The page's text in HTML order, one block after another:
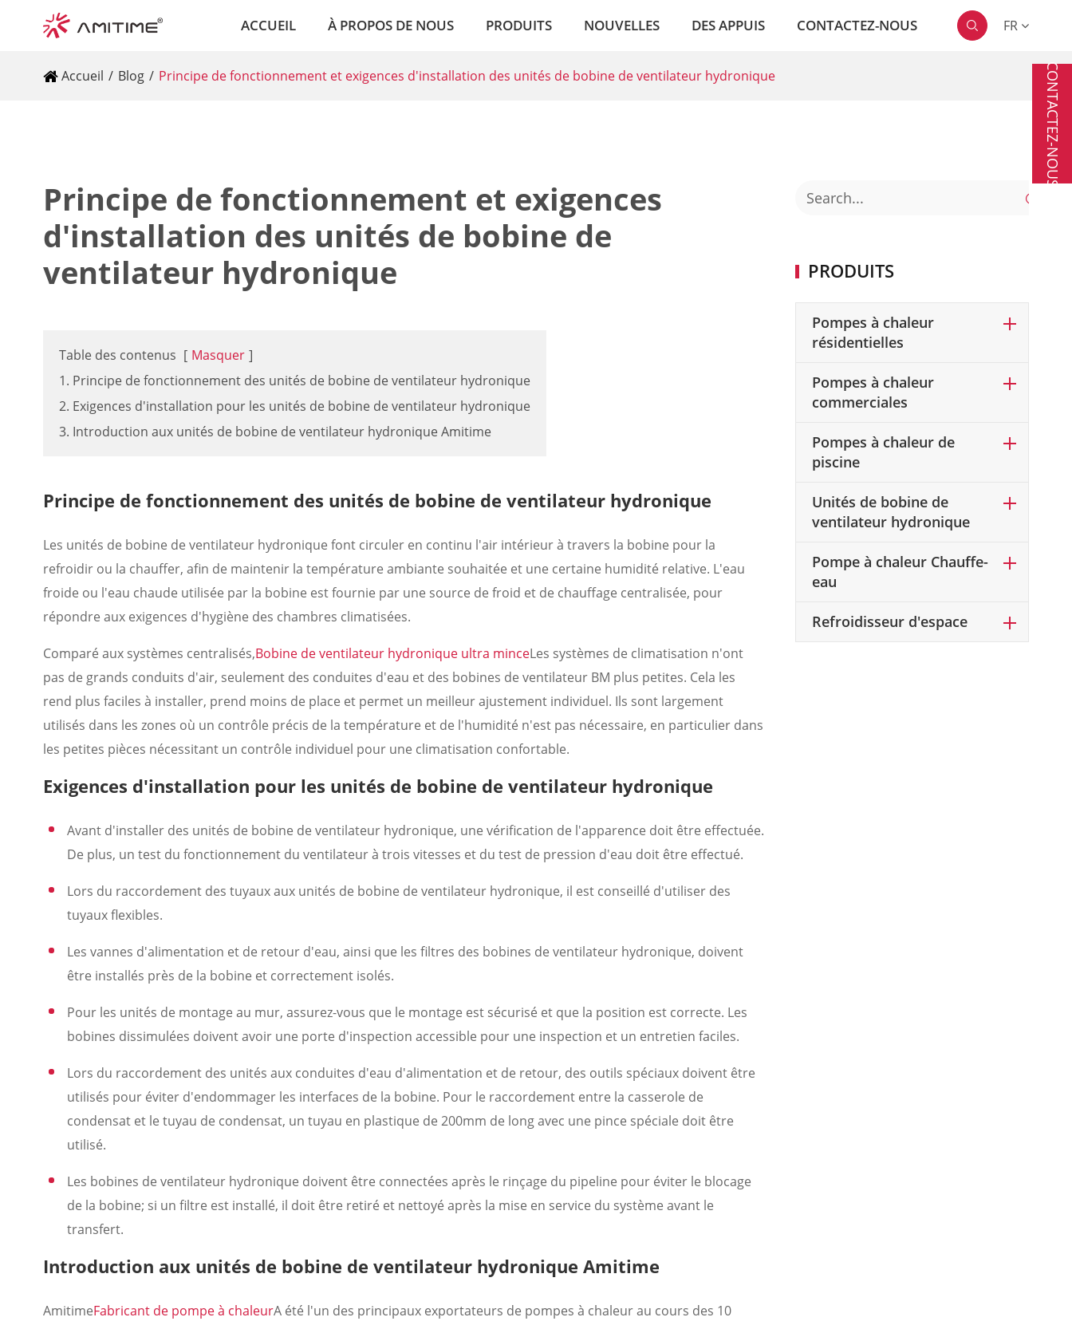
ACCUEIL À PROPOS DE NOUS PRODUITS NOUVELLES DES APPUIS CONTACTEZ-NOUS  FR
Accueil Blog Principe de fonctionnement et exigences d'installation des unités de bobine de ventilateur hydronique
Principe de fonctionnement et exigences
d'installation des unités de bobine de
ventilateur hydronique
Table des contenus [ Masquer ]
1. Principe de fonctionnement des unités de bobine de ventilateur hydronique
2. Exigences d'installation pour les unités de bobine de ventilateur hydronique
3. Introduction aux unités de bobine de ventilateur hydronique Amitime
Principe de fonctionnement des unités de bobine de ventilateur hydronique
Les unités de bobine de ventilateur hydronique font circuler en continu l'air intérieur à travers la bobine pour la
refroidir ou la chauffer, afin de maintenir la température ambiante souhaitée et une certaine humidité relative. L'eau
froide ou l'eau chaude utilisée par la bobine est fournie par une source de froid et de chauffage centralisée, pour
répondre aux exigences d'hygiène des chambres climatisées.
Comparé aux systèmes centralisés,Bobine de ventilateur hydronique ultra minceLes systèmes de climatisation n'ont
pas de grands conduits d'air, seulement des conduites d'eau et des bobines de ventilateur BM plus petites. Cela les
rend plus faciles à installer, prend moins de place et permet un meilleur ajustement individuel. Ils sont largement
utilisés dans les zones où un contrôle précis de la température et de l'humidité n'est pas nécessaire, en particulier dans
les petites pièces nécessitant un contrôle individuel pour une climatisation confortable.
Exigences d'installation pour les unités de bobine de ventilateur hydronique
Avant d'installer des unités de bobine de ventilateur hydronique, une vérification de l'apparence doit être effectuée.
De plus, un test du fonctionnement du ventilateur à trois vitesses et du test de pression d'eau doit être effectué.
Lors du raccordement des tuyaux aux unités de bobine de ventilateur hydronique, il est conseillé d'utiliser des
tuyaux flexibles.
Les vannes d'alimentation et de retour d'eau, ainsi que les filtres des bobines de ventilateur hydronique, doivent
être installés près de la bobine et correctement isolés.
Pour les unités de montage au mur, assurez-vous que le montage est sécurisé et que la position est correcte. Les
bobines dissimulées doivent avoir une porte d'inspection accessible pour une inspection et un entretien faciles.
Lors du raccordement des unités aux conduites d'eau d'alimentation et de retour, des outils spéciaux doivent être
utilisés pour éviter d'endommager les interfaces de la bobine. Pour le raccordement entre la casserole de
condensat et le tuyau de condensat, un tuyau en plastique de 200mm de long avec une pince spéciale doit être
utilisé.
Les bobines de ventilateur hydronique doivent être connectées après le rinçage du pipeline pour éviter le blocage
de la bobine; si un filtre est installé, il doit être retiré et nettoyé après la mise en service du système avant le
transfert.
Introduction aux unités de bobine de ventilateur hydronique Amitime
AmitimeFabricant de pompe à chaleurA été l'un des principaux exportateurs de pompes à chaleur au cours des 10

PRODUITS
Pompes à chaleur
résidentielles
Pompes à chaleur
commerciales
Pompes à chaleur de
piscine
Unités de bobine de
ventilateur hydronique
Pompe à chaleur Chauffe-
eau
Refroidisseur d'espace
CONTACTEZ-NOUS